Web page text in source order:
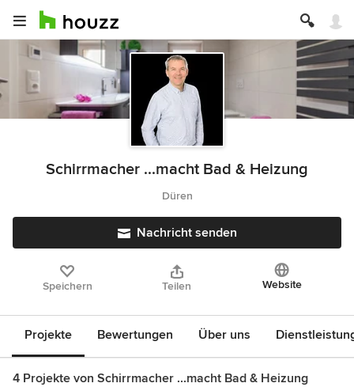
Schirrmacher ...macht Bad & Heizung
Düren
Nachricht senden
Speichern Teilen Website
Projekte Bewertungen Über uns
4 Projekte von Schirrmacher ...macht Bad & Heizung